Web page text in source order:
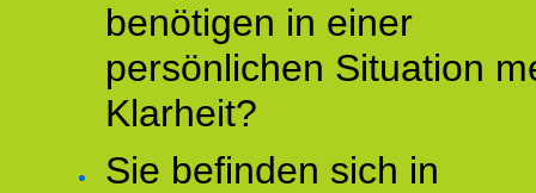
benötigen in einer
persönlichen Situation
Klarheit?
Sie befinden sich in